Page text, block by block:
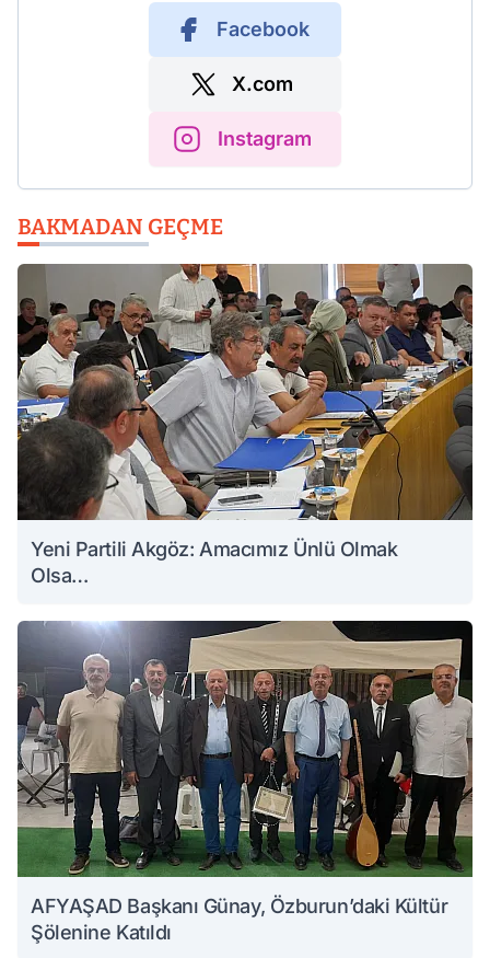
Facebook
X.com
Instagram
BAKMADAN GEÇME
Yeni Partili Akgöz: Amacımız Ünlü Olmak
Olsa…
AFYAŞAD Başkanı Günay, Özburun’daki Kültür
Şölenine Katıldı